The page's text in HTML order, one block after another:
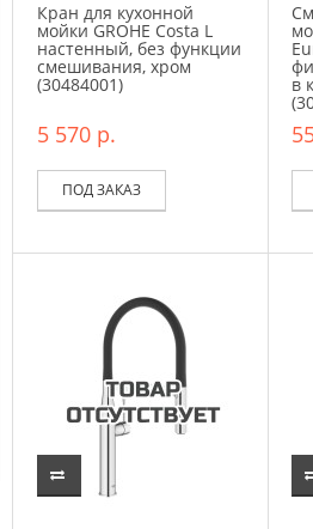
Кран для кухонной
мойки GROHE Costa L
настенный, без функции
смешивания, хром
(30484001)
5 570 р.
ПОД ЗАКАЗ
в